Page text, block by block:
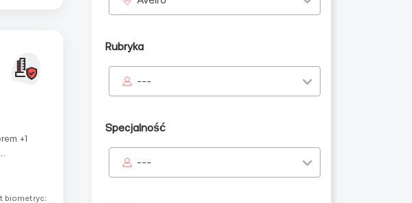
+1
biometryczny
Rubryka
---
Specjalność
---